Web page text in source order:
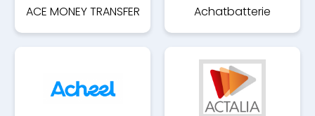
ACE MONEY TRANSFER Achatbatterie